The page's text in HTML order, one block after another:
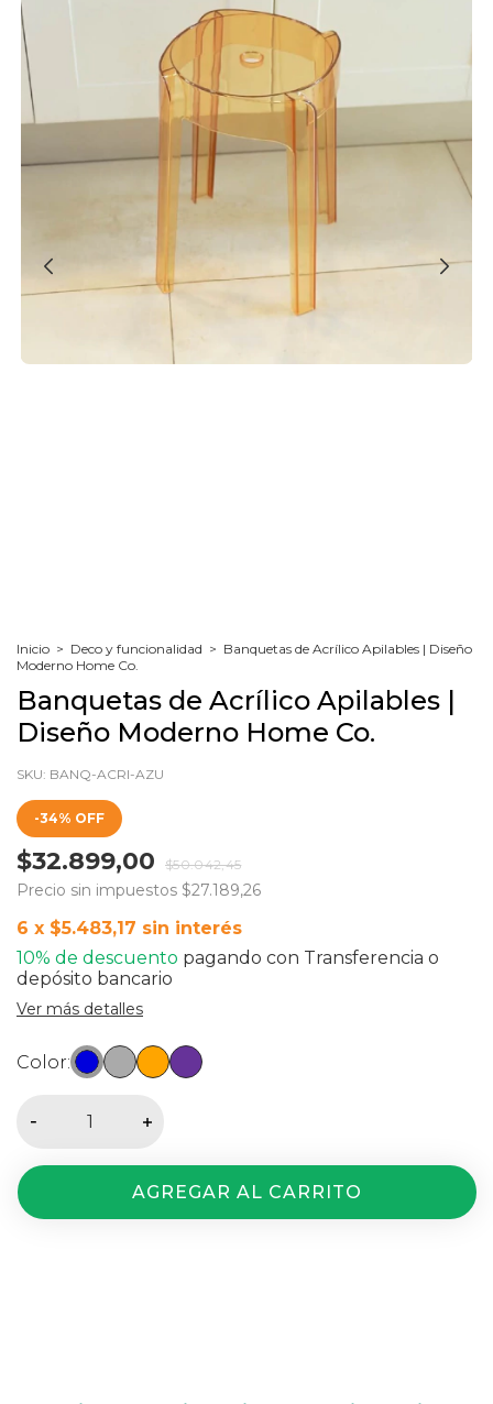
Inicio > Deco y funcionalidad > Banquetas de Acrílico Apilables | Diseño
Moderno Home Co.
Banquetas de Acrílico Apilables |
Diseño Moderno Home Co.
SKU: BANQ-ACRI-AZU
-34% OFF
$32.899,00 $50.042,45
Precio sin impuestos $27.189,26
6 x $5.483,17 sin interés
10% de descuento pagando con Transferencia o
depósito bancario
Ver más detalles
Color: